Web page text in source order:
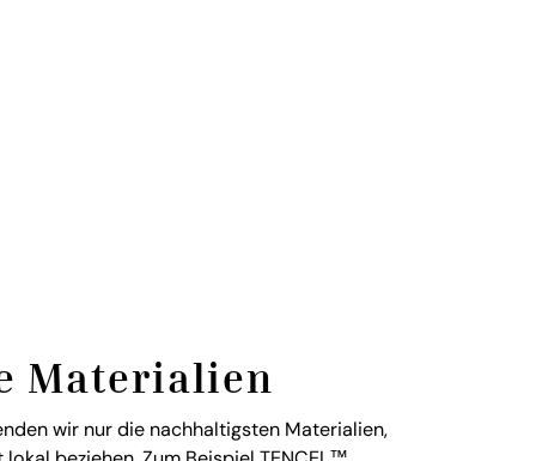
Materialien
wir nur die nachhaltigsten Materialien,